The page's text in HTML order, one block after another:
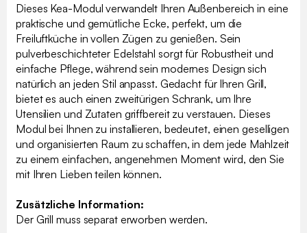
Dieses Kea-Modul verwandelt Ihren Außenbereich in eine
praktische und gemütliche Ecke, perfekt, um die
Freiluftküche in vollen Zügen zu genießen. Sein
pulverbeschichteter Edelstahl sorgt für Robustheit und
einfache Pflege, während sein modernes Design sich
natürlich an jeden Stil anpasst. Gedacht für Ihren Grill,
bietet es auch einen zweitürigen Schrank, um Ihre
Utensilien und Zutaten griffbereit zu verstauen. Dieses
Modul bei Ihnen zu installieren, bedeutet, einen geselligen
und organisierten Raum zu schaffen, in dem jede Mahlzeit
zu einem einfachen, angenehmen Moment wird, den Sie
mit Ihren Lieben teilen können.
Zusätzliche Information:
Der Grill muss separat erworben werden.